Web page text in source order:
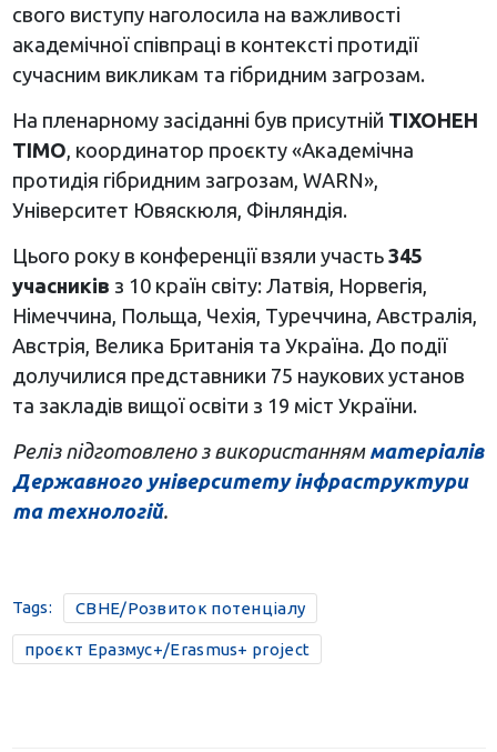
свого виступу наголосила на важливості
академічної співпраці в контексті протидії
сучасним викликам та гібридним загрозам.
На пленарному засіданні був присутній ТІХОНЕН
ТІМО , координатор проєкту «Академічна
протидія гібридним загрозам, WARN»,
Університет Ювяскюля, Фінляндія.
Цього року в конференції взяли участь 345
учасників з 10 країн світу: Латвія, Норвегія,
Німеччина, Польща, Чехія, Туреччина, Австралія,
Австрія, Велика Британія та Україна. До події
долучилися представники 75 наукових установ
та закладів вищої освіти з 19 міст України.
Реліз підготовлено з використанням матеріалів
Державного університету інфраструктури
та технологій.
Tags: CBHE/Розвиток потенціалу
проєкт Еразмус+/Erasmus+ project